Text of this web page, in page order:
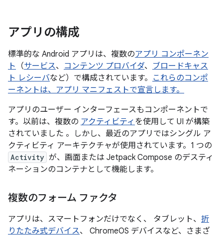
アプリの構成
標準的な Android アプリは、複数のアプリ コンポーネン
ト （サービス、 コンテンツ プロバイダ、 ブロードキャス
ト レシーバなど）で構成されています。 これらのコンポ
ーネントは、アプリ マニフェストで宣言します。
アプリのユーザー インターフェースもコンポーネントで
す。以前は、複数の アクティビティ を使用して UI が構築
されていました 。しかし、最近のアプリではシングル ア
クティビティ アーキテクチャが使用されています。1 つの
Activity が、画面または Jetpack Compose のデスティ
ネーションのコンテナとして機能します。
複数のフォーム ファクタ
アプリは、スマートフォンだけでなく、 タブレット、 折
りたたみ式デバイス、 ChromeOS デバイスなど、さまざ